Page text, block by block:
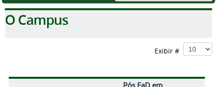
O Campus
Exibir #
Pós EaD em